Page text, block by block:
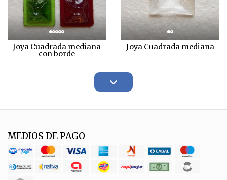
Joya Cuadrada mediana
con borde
Joya Cuadrada mediana
MEDIOS DE PAGO